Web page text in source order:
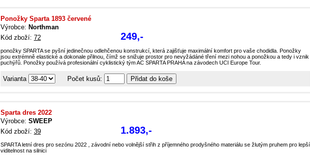
Ponožky Sparta 1893 červené
Výrobce: Northman
Kód zboží: 72 249,-
ponožky SPARTA se pyšní jedinečnou odlehčenou konstrukcí, která zajišťuje maximální komfort pro vaše chodidla. Ponožky
jsou extrémně elastické a dokonale přilnou, čímž se snižuje prostor pro nevyžádáné tření mezi nohou a ponožkou a tedy i vznik
puchýřů. Ponožky používá profesionální cyklistický tým AC SPARTA PRAHA na závodech UCI Europe Tour.
Varianta Počet kusů:
Sparta dres 2022
Výrobce: SWEEP
Kód zboží: 39 1.893,-
SPARTA letní dres pro sezónu 2022 , závodní nebo volnější střih z příjemného prodyšného materiálu se žlutým pruhem pro lepší
viditelnost na silnici